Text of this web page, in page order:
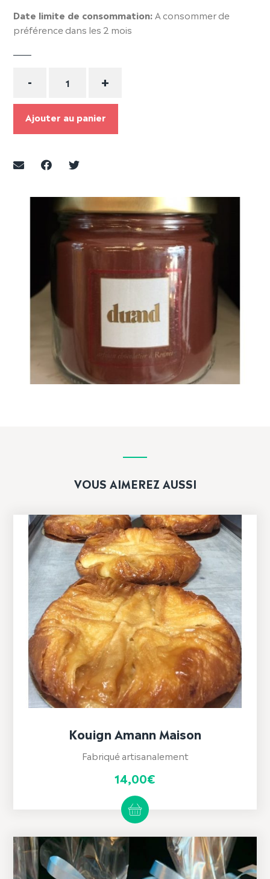
Date limite de consommation:A consommer de
préférence dans les 2 mois
- +
Ajouter au panier
VOUS AIMEREZ AUSSI
Kouign Amann Maison
Fabriqué artisanalement
14,00€